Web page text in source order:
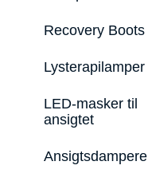
Recovery Boots
Lysterapilamper
LED-masker til
ansigtet
Ansigtsdampere